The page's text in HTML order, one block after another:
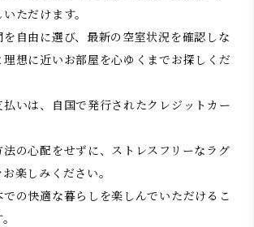
ただけます。
自由に選び、最新の空室状況を確認しな
想に近いお部屋を心ゆくまでお探しくだ
いは、自国で発行されたクレジットカー
の心配をせずに、ストレスフリーなラグ
楽しみください。
の快適な暮らしを楽しんでいただけるこ